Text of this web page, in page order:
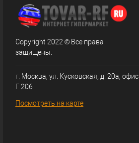
Copyright 2022 © Все права
защищены.
г. Москва, ул. Кусковская, д. 20а, офис
Г 206
Посмотреть на карте